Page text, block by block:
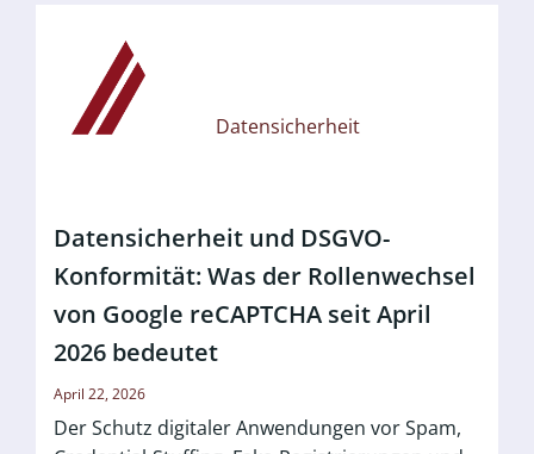
Datensicherheit
Datensicherheit und DSGVO-
Konformität: Was der Rollenwechsel
von Google reCAPTCHA seit April
2026 bedeutet
April 22, 2026
Der Schutz digitaler Anwendungen vor Spam,